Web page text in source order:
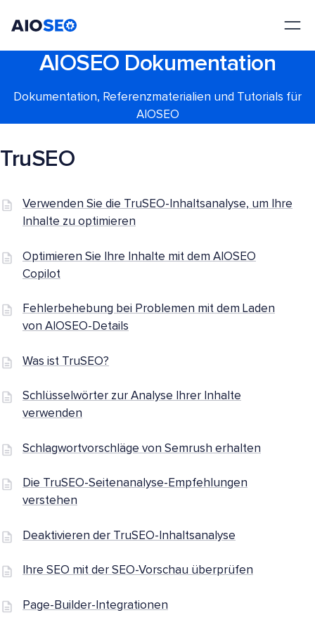
AIOSEO Dokumentation
Dokumentation, Referenzmaterialien und Tutorials für
AIOSEO
TruSEO
Verwenden Sie die TruSEO-Inhaltsanalyse, um Ihre
Inhalte zu optimieren
Optimieren Sie Ihre Inhalte mit dem AIOSEO
Copilot
Fehlerbehebung bei Problemen mit dem Laden
von AIOSEO-Details
Was ist TruSEO?
Schlüsselwörter zur Analyse Ihrer Inhalte
verwenden
Schlagwortvorschläge von Semrush erhalten
Die TruSEO-Seitenanalyse-Empfehlungen
verstehen
Deaktivieren der TruSEO-Inhaltsanalyse
Ihre SEO mit der SEO-Vorschau überprüfen
Page-Builder-Integrationen